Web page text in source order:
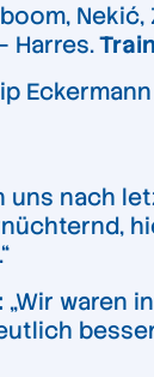
Nekić,
Harres.
uns nach
„Wir waren